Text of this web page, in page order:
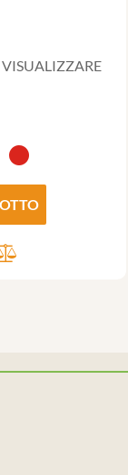
VISUALIZZARE